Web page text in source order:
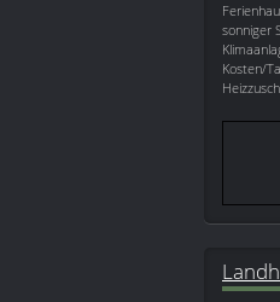
sonniger
Kosten/